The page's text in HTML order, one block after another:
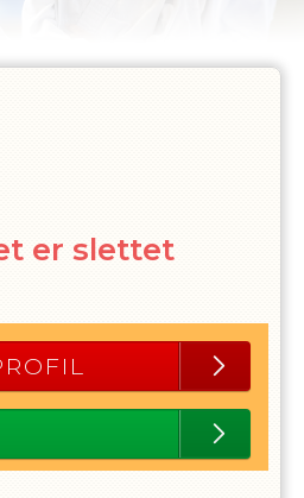
er slettet